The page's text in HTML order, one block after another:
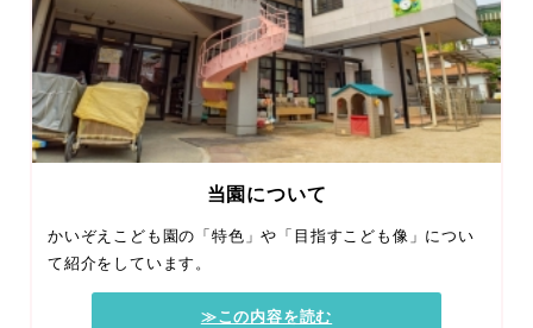
当園について
かいぞえこども園の「特色」や「目指すこども像」につい
て紹介をしています。
≫この内容を読む